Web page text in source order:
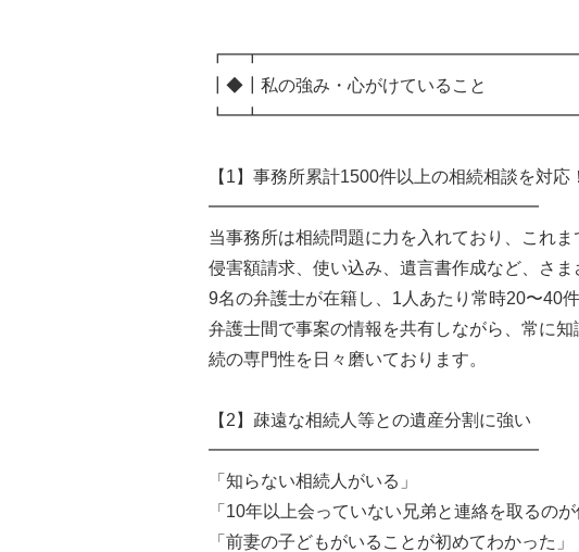
┃◆┃私の強み・心がけていること
【1】事務所累計1500件以上の相続相談を対応！
━━━━━━━━━━━━━━━━━━━
当事務所は相続問題に力を入れており、これ
侵害額請求、使い込み、遺言書作成など、さま
9名の弁護士が在籍し、1人あたり常時20〜40
弁護士間で事案の情報を共有しながら、常に
続の専門性を日々磨いております。
【2】疎遠な相続人等との遺産分割に強い
━━━━━━━━━━━━━━━━━━━
「知らない相続人がいる」
「10年以上会っていない兄弟と連絡を取るのが
「前妻の子どもがいることが初めてわかった」